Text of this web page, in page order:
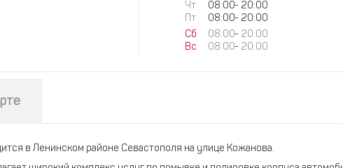
Чт
08:00- 20:00
Пт
08:00- 20:00
Сб
08:00- 20:00
Вс
08:00- 20:00
в Ленинском районе Севастополя на улице Кожанова.